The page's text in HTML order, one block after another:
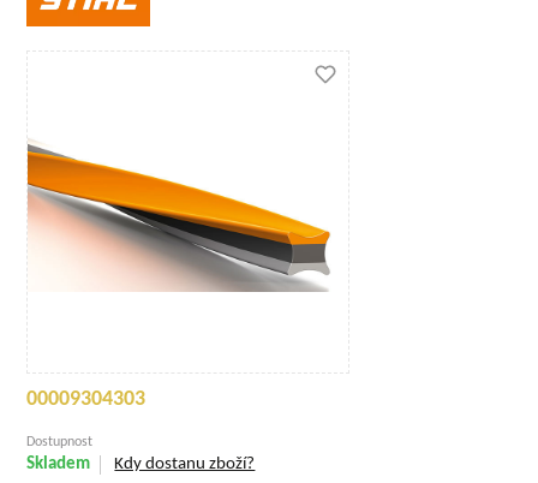
00009304303
Dostupnost
Skladem Kdy dostanu zboží?